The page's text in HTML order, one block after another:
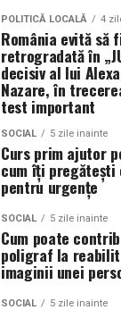
POLITICĂ LOCALĂ 4
România evită să
retrogradată în
decisiv al lui
Nazare, în
test important
SOCIAL 5 zile inainte
Curs prim ajutor
cum îți pregătești
pentru urgențe
SOCIAL 5 zile inainte
Cum poate
poligraf la
imaginii unei
SOCIAL 5 zile inainte